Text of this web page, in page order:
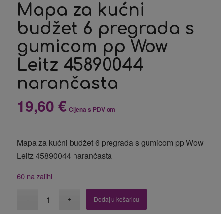
Mapa za kućni
budžet 6 pregrada s
gumicom pp Wow
Leitz 45890044
narančasta
19,60 € Cijena s PDV om
Mapa za kućni budžet 6 pregrada s gumicom pp Wow
Leitz 45890044 narančasta
60 na zalihi
Dodaj u košaricu